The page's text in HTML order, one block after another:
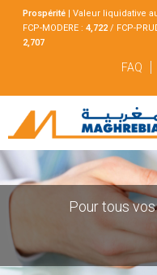
Prospérité | Valeur liquidative
FCP-MODERE :4,722/ FCP-
2,707
FAQ
Pour tous